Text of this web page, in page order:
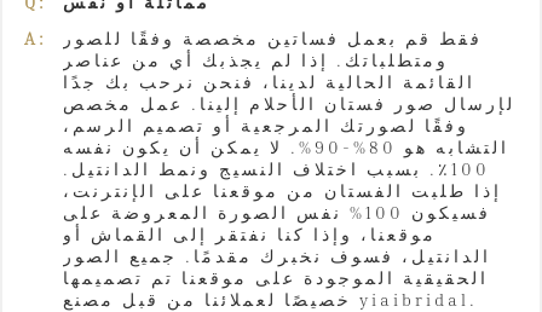
A:
فقط قم بعمل فساتين مخصصة وفقًا للصور
ومتطلباتك. إذا لم يجذبك أي من عناصر
القائمة الحالية لدينا، فنحن نرحب بك جدًا
لإرسال صور فستان الأحلام إلينا. عمل مخصص
وفقًا لصورتك المرجعية أو تصميم الرسم،
التشابه هو 80%-90%. لا يمكن أن يكون نفسه
100٪. بسبب اختلاف النسيج ونمط الدانتيل.
إذا طلبت الفستان من موقعنا على الإنترنت،
فسيكون 100% نفس الصورة المعروضة على
موقعنا، وإذا كنا نفتقر إلى القماش أو
الدانتيل، فسوف نخبرك مقدمًا. جميع الصور
الحقيقية الموجودة على موقعنا تم تصميمها
خصيصًا لعملائنا من قبل مصنع yiaibridal.